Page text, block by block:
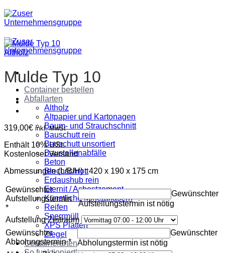
Zum
Inhalt
springen
Container bestellen
Abfallarten
Altholz
Altpapier und Kartonagen
Baum- und Strauchschnitt
Bauschutt rein
Bauschutt unsortiert
Baustellenabfälle
Beton
Blechschrott
Erdaushub rein
Eternit / Asbestzement
Künstliche Mineralfasern
Reifen
Sperrmüll
XPS Platten
Ziegel
Containerarten
Altholz
Mulde Typ 10
319,00€ inkl. MwSt
Enthält 10% USt.
Kostenloser Versand
Abmessungen (L/B/H) : 420 x 190 x 175 cm
Gewünschter
Aufstellungstermin
*
Gewünschter
Aufstellungstermin ist nötig
Aufstellung Zeitraum
Gewünschter
Abholungstermin*
Gewünschter
Abholungstermin ist nötig